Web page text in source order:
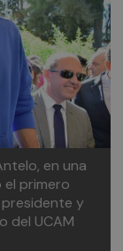
en una
el primero
y
del UCAM